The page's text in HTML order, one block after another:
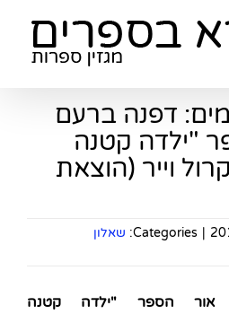
דפנה ברעם
"ילדה קטנה
וייר (הוצאת
|
Categories: שאלון
אור הספר "ילדה קטנה